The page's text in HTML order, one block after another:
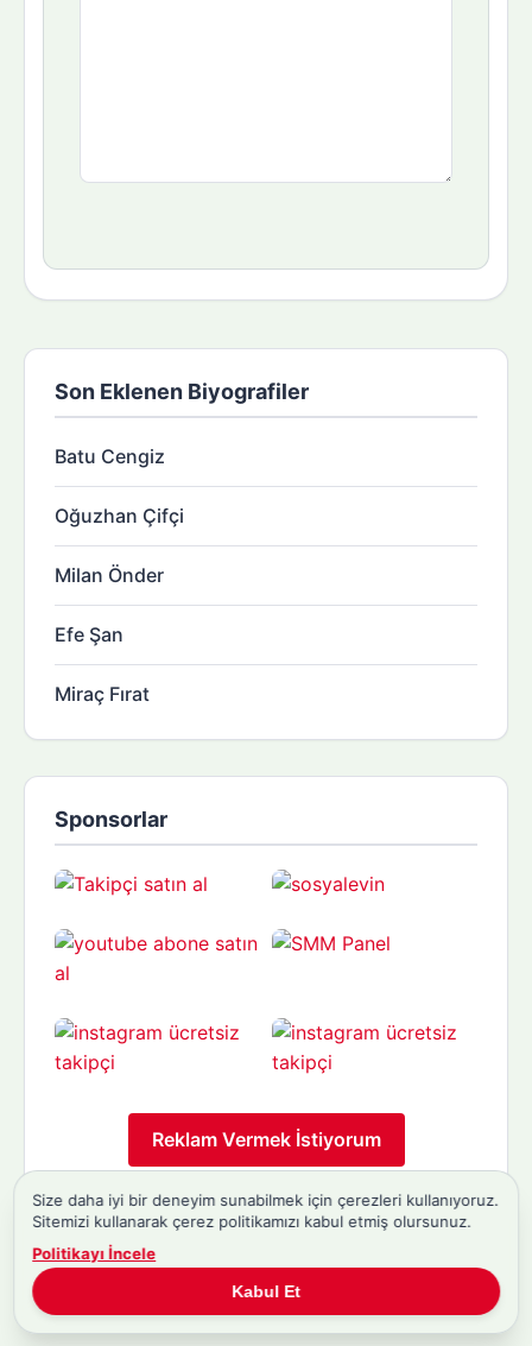
Son Eklenen Biyografiler
Batu Cengiz
Oğuzhan Çifçi
Milan Önder
Efe Şan
Miraç Fırat
Sponsorlar
Reklam Vermek İstiyorum
Size daha iyi bir deneyim sunabilmek için çerezleri kullanıyoruz.
Sitemizi kullanarak çerez politikamızı kabul etmiş olursunuz.
Politikayı İncele
Kabul Et